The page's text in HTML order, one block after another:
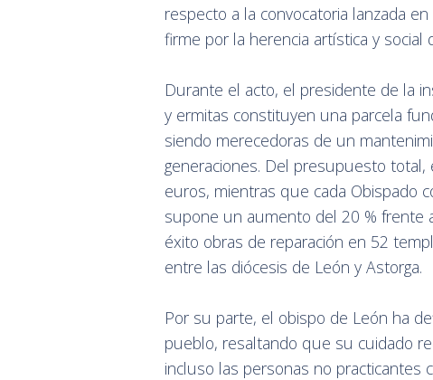
respecto a la convocatoria lanzada
firme por la herencia artística y social
Durante el acto, el presidente de la
y ermitas constituyen una parcela
siendo merecedoras de un
generaciones. Del presupuesto
euros, mientras que cada Obispado
supone un aumento del 20 % frente
éxito obras de reparación en 52
entre las diócesis de León y Astorga.
Por su parte, el obispo de León ha
pueblo, resaltando que su cuidado
incluso las personas no practicantes